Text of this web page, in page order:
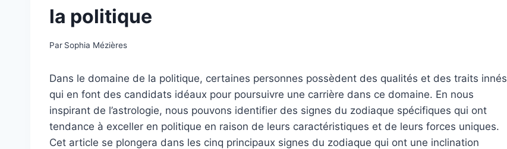
la politique
Par Sophia Mézières
Dans le domaine de la politique, certaines personnes possèdent des qualités et des traits innés
qui en font des candidats idéaux pour poursuivre une carrière dans ce domaine. En nous
inspirant de l’astrologie, nous pouvons identifier des signes du zodiaque spécifiques qui ont
tendance à exceller en politique en raison de leurs caractéristiques et de leurs forces uniques.
Cet article se plongera dans les cinq principaux signes du zodiaque qui ont une inclination